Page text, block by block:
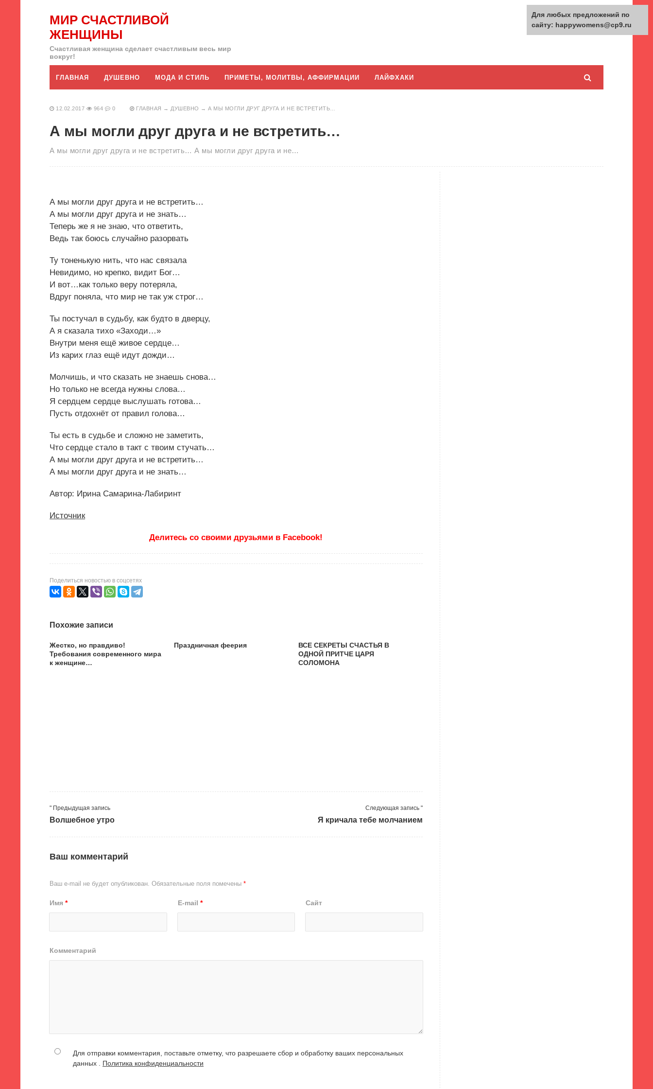
МИР СЧАСТЛИВОЙ
ЖЕНЩИНЫ
Счастливая женщина сделает счастливым весь мир
вокруг!
ГЛАВНАЯ ДУШЕВНО МОДА И СТИЛЬ ПРИМЕТЫ, МОЛИТВЫ, АФФИРМАЦИИ ЛАЙФХАКИ
12.02.2017 964 0 ГЛАВНАЯ → ДУШЕВНО → А МЫ МОГЛИ ДРУГ ДРУГА И НЕ ВСТРЕТИТЬ…
А мы могли друг друга и не встретить…
А мы могли друг друга и не встретить… А мы могли друг друга и не…
А мы могли друг друга и не встретить…
А мы могли друг друга и не знать…
Теперь же я не знаю, что ответить,
Ведь так боюсь случайно разорвать
Ту тоненькую нить, что нас связала
Невидимо, но крепко, видит Бог…
И вот…как только веру потеряла,
Вдруг поняла, что мир не так уж строг…
Ты постучал в судьбу, как будто в дверцу,
А я сказала тихо «Заходи…»
Внутри меня ещё живое сердце…
Из карих глаз ещё идут дожди…
Молчишь, и что сказать не знаешь снова…
Но только не всегда нужны слова…
Я сердцем сердце выслушать готова…
Пусть отдохнёт от правил голова…
Ты есть в судьбе и сложно не заметить,
Что сердце стало в такт с твоим стучать…
А мы могли друг друга и не встретить…
А мы могли друг друга и не знать…
Автор: Ирина Самарина-Лабиринт
Источник
Делитесь со своими друзьями в Facebook!
Поделиться новостью в соцсетях
Похожие записи
Жестко, но правдиво!
Требования современного мира
к женщине…
Праздничная феерия
ВСЕ СЕКРЕТЫ СЧАСТЬЯ В
ОДНОЙ ПРИТЧЕ ЦАРЯ
СОЛОМОНА
" Предыдущая запись
Волшебное утро
Следующая запись "
Я кричала тебе молчанием
Ваш комментарий
Ваш e-mail не будет опубликован. Обязательные поля помечены *
Имя * E-mail * Сайт
Комментарий
Для отправки комментария, поставьте отметку, что разрешаете сбор и обработку ваших персональных
данных . Политика конфиденциальности
Для любых предложений по
сайту: happywomens@cp9.ru